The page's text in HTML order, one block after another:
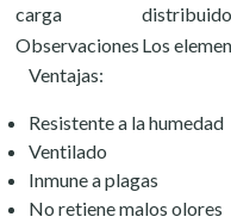
carga
Observaciones Los
Ventajas:
Resistente a la humedad
Ventilado
Inmune a plagas
No retiene malos olores